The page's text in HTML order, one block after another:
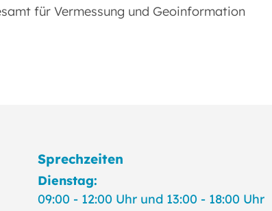
für Vermessung und Geoinformation
Sprechzeiten
Dienstag:
09:00 - 12:00 Uhr und 13:00 - 18:00 Uhr